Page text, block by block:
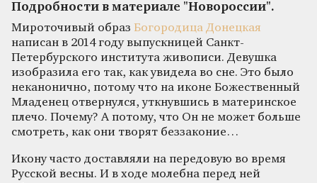
Подробности в материале "Новороссии".
Мироточивый образ Богородица Донецкая
написан в 2014 году выпускницей Санкт-
Петербурского института живописи. Девушка
изобразила его так, как увидела во сне. Это было
неканонично, потому что на иконе Божественный
Младенец отвернулся, уткнувшись в материнское
плечо. Почему? А потому, что Он не может больше
смотреть, как они творят беззаконие…
Икону часто доставляли на передовую во время
Русской весны. И в ходе молебна перед ней